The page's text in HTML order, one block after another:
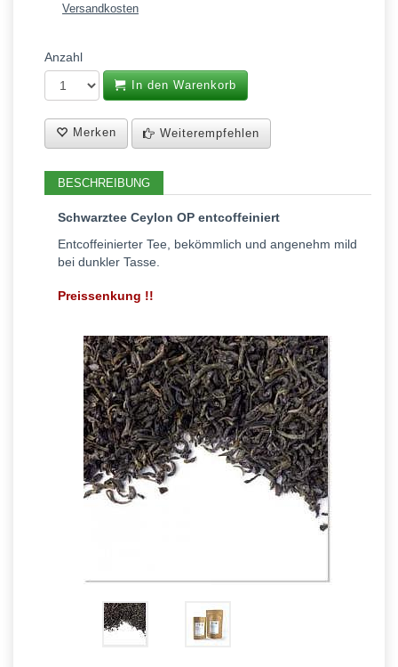
Versandkosten
Anzahl
In den Warenkorb
Merken Weiterempfehlen
BESCHREIBUNG
Schwarztee Ceylon OP entcoffeiniert
Entcoffeinierter Tee, bekömmlich und angenehm mild
bei dunkler Tasse.
Preissenkung !!